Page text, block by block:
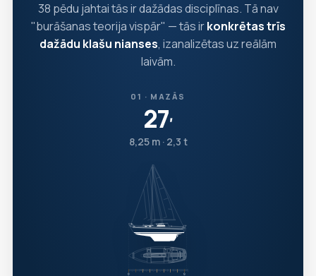
38 pēdu jahtai tās ir dažādas disciplīnas. Tā nav
"burāšanas teorija vispār" — tās irkonkrētas trīs
dažādu klašu nianses, izanalizētas uz reālām
laivām.
01 · MAZĀS
27′
8,25 m · 2,3 t